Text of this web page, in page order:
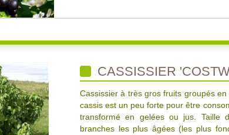
CASSISSIER
Cassissier à très gros fruits groupés
cassis est un peu forte pour être
transformé en gelées ou jus. Taille
branches les plus âgées (les plus